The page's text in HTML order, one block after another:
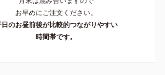
お早めにご注文ください。
のお昼前後が比較的つながりやすい
時間帯です。